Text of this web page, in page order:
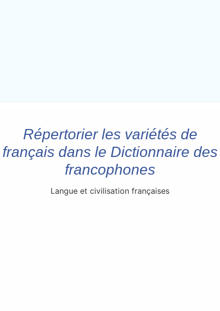
Répertorier les variétés de
français dans le Dictionnaire des
francophones
Langue et civilisation françaises